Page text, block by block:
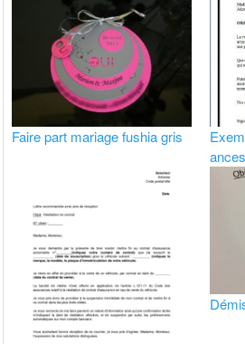
Faire part mariage fushia gris
ances